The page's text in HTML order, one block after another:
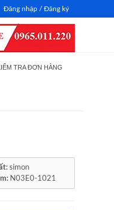
Đăng nhập / Đăng ký
TRA ĐƠN HÀNG
simon
N03E0-1021